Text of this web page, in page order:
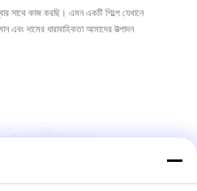
সাথে কাজ করছি। এমন একটি শিল্পে যেখানে
এবং দামের ধারাবাহিকতা আমাদের উত্পাদন